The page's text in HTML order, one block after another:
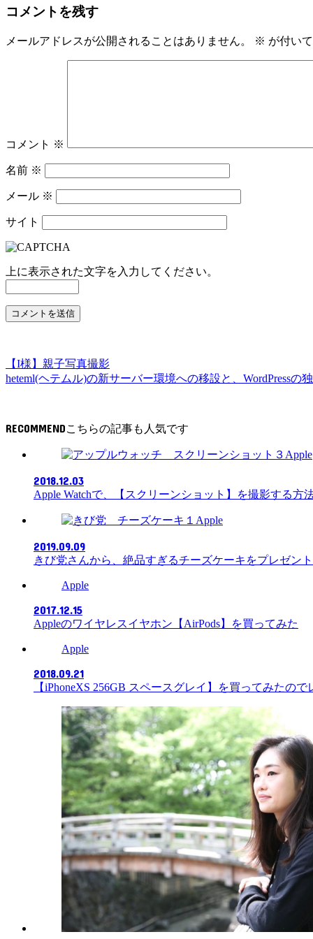
コメントを残す
メールアドレスが公開されることはありません。 ※ が付い
コメント ※
名前 ※
メール ※
サイト
上に表示された文字を入力してください。
【I様】親子写真撮影
heteml(ヘテムル)の新サーバー環境への移設と、WordPressの
RECOMMEND
Apple
2018.12.03
Apple Watchで、【スクリーンショット】を撮影する方
Apple
2019.09.09
きび党さんから、絶品すぎるチーズケーキをプレゼン
Apple
2017.12.15
Appleのワイヤレスイヤホン【AirPods】を買ってみた
Apple
2018.09.21
【iPhoneXS 256GB スペースグレイ】を買ってみたので